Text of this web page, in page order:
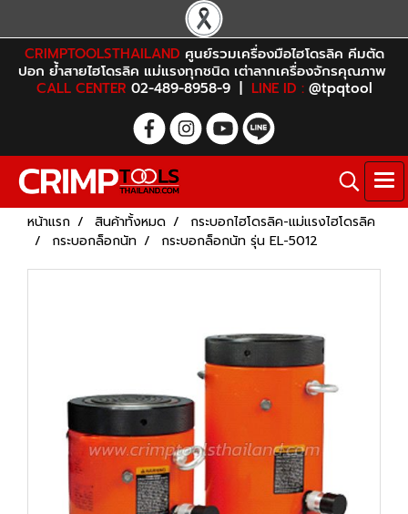
CRIMPTOOLSTHAILAND ศูนย์รวมเครื่องมือไฮโดรลิค คีมตัด
ปอก ย้ำสายไฮโดรลิค แม่แรงทุกชนิด เต่าลากเครื่องจักรคุณภาพ
CALL CENTER 02-489-8958-9 | LINE ID :@tpqtool
หน้าแรก สินค้าทั้งหมด
กระบอกไฮโดรลิค-แม่แรงไฮโดรลิค
กระบอกล็อกนัท
กระบอกล็อกนัท รุ่น EL-5012